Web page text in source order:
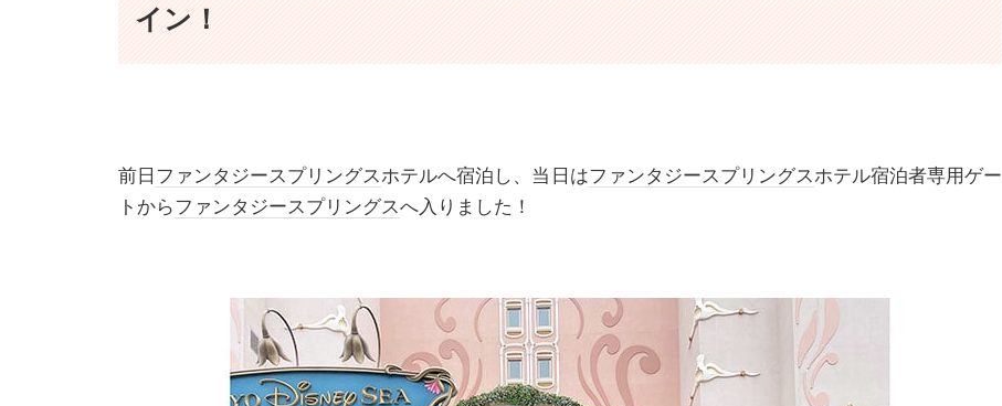
イン！
前日 ファンタジースプリングスホテルへ宿泊し、当日はファンタジースプリングスホテル宿泊者専用ゲー
トからファンタジースプリングスへ入りました！